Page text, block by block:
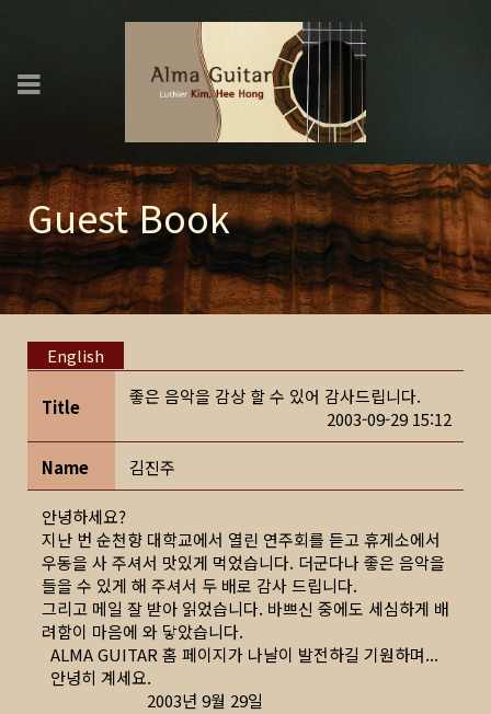
Guest Book
English
Title
좋은 음악을 감상 할 수 있어 감사드립니다.
2003-09-29 15:12
Name 김진주
안녕하세요?
지난 번 순천향 대학교에서 열린 연주회를 듣고 휴게소에서
우동을 사 주셔서 맛있게 먹었습니다. 더군다나 좋은 음악을
들을 수 있게 해 주셔서 두 배로 감사 드립니다.
그리고 메일 잘 받아 읽었습니다. 바쁘신 중에도 세심하게 배
려함이 마음에 와 닿았습니다.
ALMA GUITAR 홈 페이지가 나날이 발전하길 기원하며...
안녕히 계세요.
2003년 9월 29일